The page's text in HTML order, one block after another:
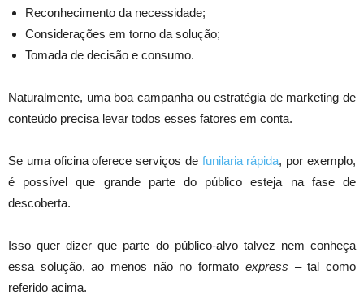
Reconhecimento da necessidade;
Considerações em torno da solução;
Tomada de decisão e consumo.
Naturalmente, uma boa campanha ou estratégia de marketing de
conteúdo precisa levar todos esses fatores em conta.
Se uma oficina oferece serviços de funilaria rápida, por exemplo,
é possível que grande parte do público esteja na fase de
descoberta.
Isso quer dizer que parte do público-alvo talvez nem conheça
essa solução, ao menos não no formato express –tal como
referido acima.